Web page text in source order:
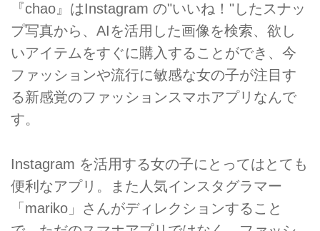
『chao』はInstagram の"いいね！"したスナッ
プ写真から、AIを活用した画像を検索、欲し
いアイテムをすぐに購入することができ、今
ファッションや流行に敏感な女の子が注目す
る新感覚のファッションスマホアプリなんで
す。
Instagram を活用する女の子にとってはとても
便利なアプリ。また人気インスタグラマー
「mariko」さんがディレクションすること